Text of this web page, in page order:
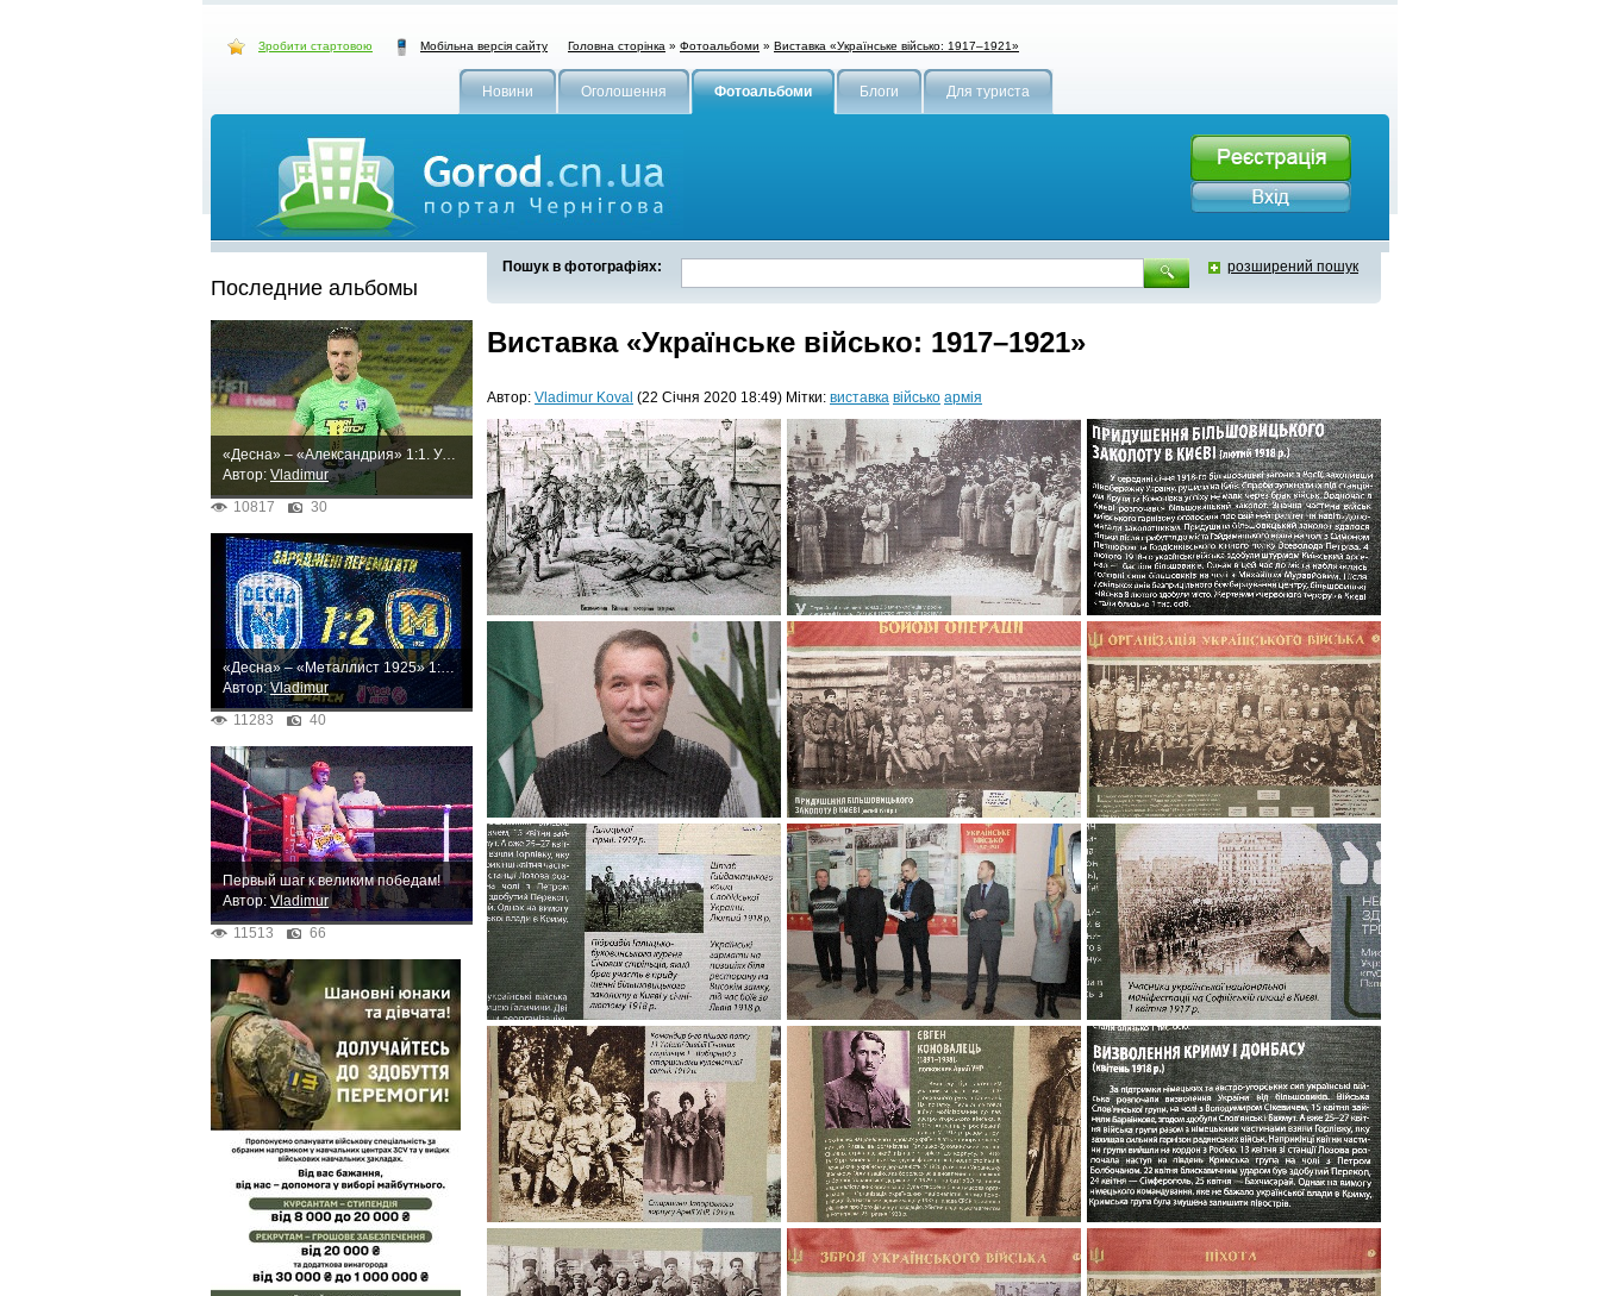
Зробити стартовою Мобільна версія сайту Головна сторінка » Фотоальбоми » Виставка «Українське військо: 1917–1921»
Новини Оголошення Фотоальбоми Блоги Для туриста
Пошук в фотографіях: розширений пошук
Виставка «Українське військо: 1917–1921»
Автор: Vladimur Koval (22 Січня 2020 18:49) Мітки: виставка військо армія
Последние альбомы
«Десна» – «Александрия» 1:1. Упорная ничья
Автор: Vladimur
10817
30
«Десна» – «Металлист 1925» 1:2. Неожиданное поражение
Автор:Vladimur
11283
40
Первый шаг к великим победам!
Автор: Vladimur
11513
66